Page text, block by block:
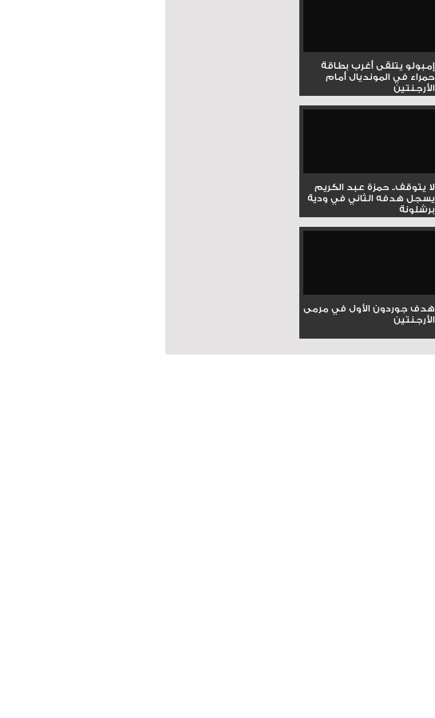
إمبولو يتلقى أغرب بطاقة
حمراء في المونديال أمام
الأرجنتين
لا يتوقف.. حمزة عبد الكريم
يسجل هدفه الثاني في ودية
برشلونة
هدف جوردون الأول في مرمى
الأرجنتين